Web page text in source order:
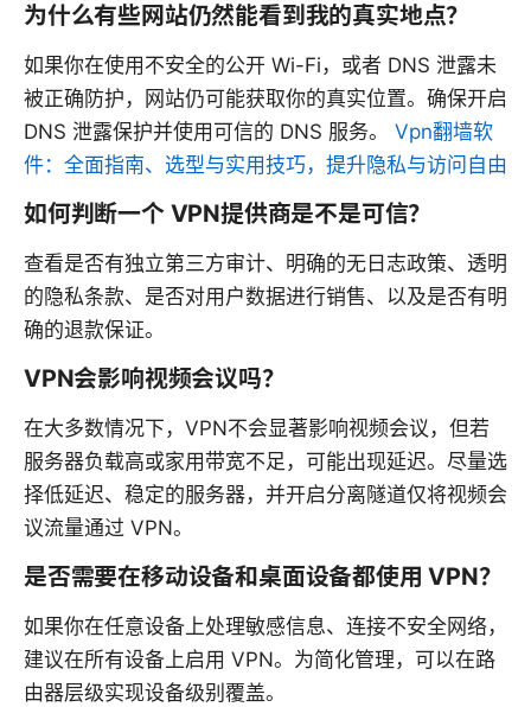
为什么有些网站仍然能看到我的真实地点？
如果你在使用不安全的公开 Wi-Fi，或者 DNS 泄露未
被正确防护，网站仍可能获取你的真实位置。确保开启
DNS 泄露保护并使用可信的 DNS 服务。 Vpn翻墙软
件：全面指南、选型与实用技巧，提升隐私与访问自由
如何判断一个 VPN提供商是不是可信？
查看是否有独立第三方审计、明确的无日志政策、透明
的隐私条款、是否对用户数据进行销售、以及是否有明
确的退款保证。
VPN会影响视频会议吗？
在大多数情况下，VPN不会显著影响视频会议，但若
服务器负载高或家用带宽不足，可能出现延迟。尽量选
择低延迟、稳定的服务器，并开启分离隧道仅将视频会
议流量通过 VPN。
是否需要在移动设备和桌面设备都使用 VPN？
如果你在任意设备上处理敏感信息、连接不安全网络，
建议在所有设备上启用 VPN。为简化管理，可以在路
由器层级实现设备级别覆盖。